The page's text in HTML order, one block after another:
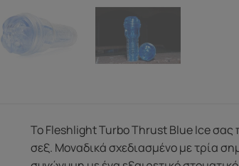
Το Fleshlight Turbo Thrust Blue Ice σας
σεξ. Μοναδικά σχεδιασμένο με τρία